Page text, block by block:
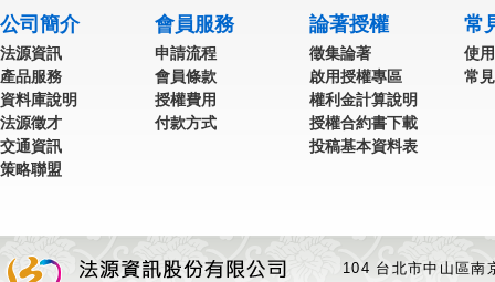
公司簡介
法源資訊
產品服務
資料庫說明
法源徵才
交通資訊
策略聯盟
會員服務
申請流程
會員條款
授權費用
付款方式
論著授權
徵集論著
啟用授權專區
權利金計算說明
授權合約書下載
投稿基本資料表
常
使
常
104 台北市中山區